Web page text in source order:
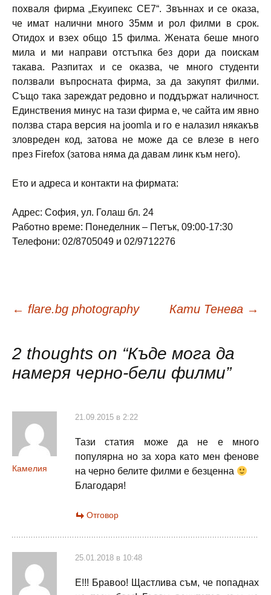
похваля фирма „Екуипекс СЕ7“. Звъннах и се оказа,
че имат налични много 35мм и рол филми в срок.
Отидох и взех общо 15 филма. Жената беше много
мила и ми направи отстъпка без дори да поискам
такава. Разпитах и се оказва, че много студенти
ползвали въпросната фирма, за да закупят филми.
Също така зареждат редовно и поддържат наличност.
Единствения минус на тази фирма е, че сайта им явно
ползва стара версия на joomla и го е налазил някакъв
зловреден код, затова не може да се влезе в него
през Firefox (затова няма да давам линк към него).
Ето и адреса и контакти на фирмата:
Адрес: София, ул. Голаш бл. 24
Работно време: Понеделник – Петък, 09:00-17:30
Телефони: 02/8705049 и 02/9712276
публикациите
← flare.bg photography Кати Тенева →
2 thoughts on “Къде мога да
намеря черно-бели филми”
Камелия
21.09.2015 в 2:22
Тази статия може да не е много
популярна но за хора като мен фенове
на черно белите филми е безценна
Благодаря!
Отговор
25.01.2018 в 10:48
Е!!! Бравоо! Щастлива съм, че попаднах